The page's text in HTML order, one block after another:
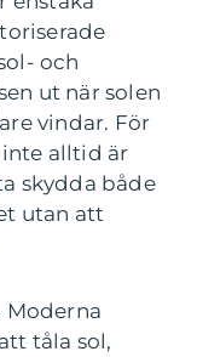
och
ut när solen
vindar. För
alltid är
skydda både
utan att
Moderna
tåla sol,